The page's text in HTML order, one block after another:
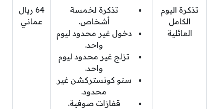
تذكرة اليوم
الكامل
العائلية
تذكرة لخمسة
أشخاص.
دخول غير محدود ليوم
واحد.
تزلج غير محدود ليوم
واحد.
سنو كونستركشن غير
محدود.
قفازات صوفية.
64 ريال
عماني